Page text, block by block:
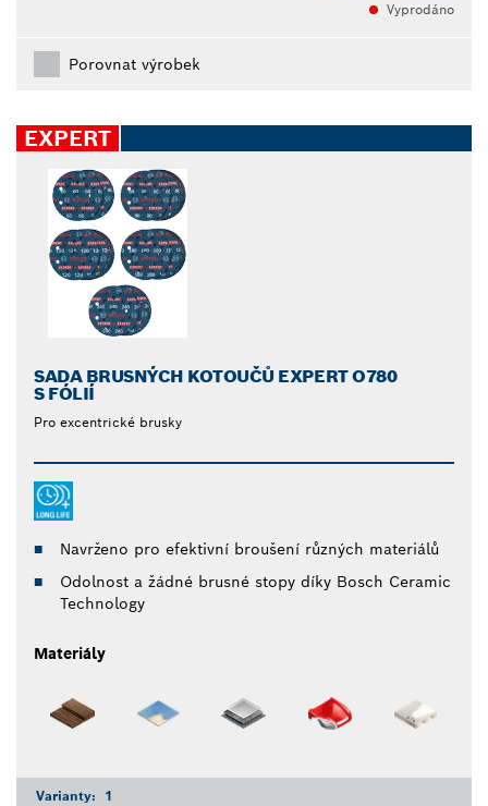
Vyprodáno
Porovnat výrobek
EXPERT
SADA BRUSNÝCH KOTOUČŮ EXPERT O780
S FÓLIÍ
Pro excentrické brusky
Navrženo pro efektivní broušení různých materiálů
Odolnost a žádné brusné stopy díky Bosch Ceramic
Technology
Materiály
Varianty: 1